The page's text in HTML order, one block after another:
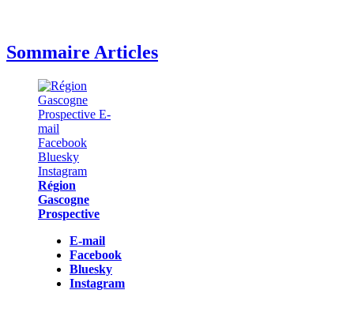
Sommaire Articles
Région
Gascogne
Prospective
E-mail
Facebook
Bluesky
Instagram